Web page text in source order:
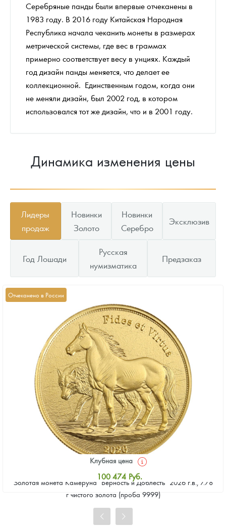
Серебряные панды были впервые отчеканены в
1983 году. В 2016 году Китайская Народная
Республика начала чеканить монеты в размерах
метрической системы, где вес в граммах
примерно соответствует весу в унциях. Каждый
год дизайн панды меняется, что делает ее
коллекционной. Единственным годом, когда они
не меняли дизайн, был 2002 год, в котором
использовался тот же дизайн, что и в 2001 году.
Динамика изменения цены
Лидеры
продаж
Новинки
Золото
Новинки
Серебро
Эксклюзив
Год Лошади
Русская
нумизматика
Предзаказ
Отчеканено в России
Золотая монета Камеруна "Верность и Доблесть" 2026 г.в., 7.78
г чистого золота (проба 9999)
Клубная цена
100 474 Руб.
Стандартная цена
Цена выкупа